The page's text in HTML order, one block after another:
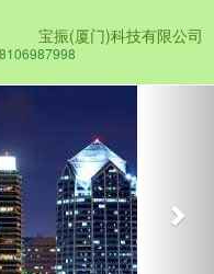
宝振(厦门)科技有限公司